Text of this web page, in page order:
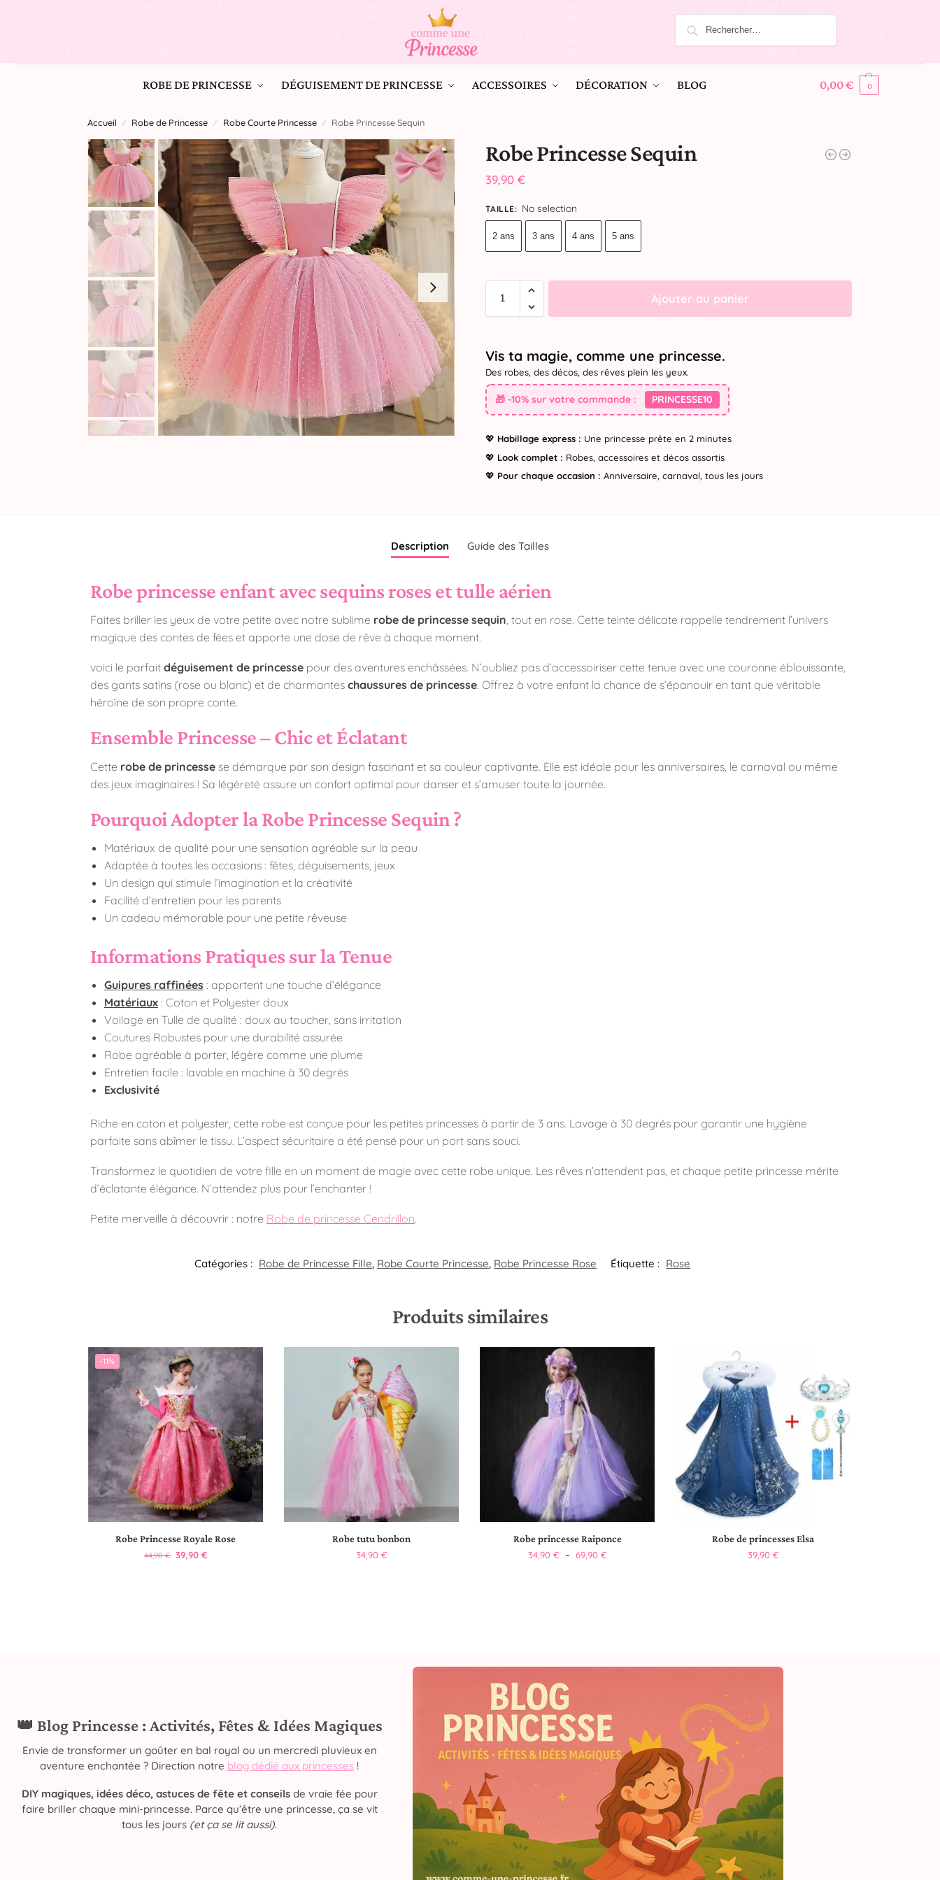
ROBE DE PRINCESSE DÉGUISEMENT DE PRINCESSE ACCESSOIRES DÉCORATION BLOG 0,00€ 0
Accueil / Robe de Princesse / Robe Courte Princesse / Robe Princesse Sequin
Robe Princesse Sequin
39,90 €
TAILLE: No selection
2 ans 3 ans 4 ans 5 ans
Ajouter au panier
Vis ta magie, comme une princesse.
Des robes, des décos, des rêves plein les yeux.
🎁 -10% sur votre commande : PRINCESSE10
💖 Habillage express : Une princesse prête en 2 minutes
💖 Look complet : Robes, accessoires et décos assortis
💖 Pour chaque occasion : Anniversaire, carnaval, tous les jours
Description Guide des Tailles
Robe princesse enfant avec sequins roses et tulle aérien
Faites briller les yeux de votre petite avec notre sublime robe de princesse sequin, tout en rose. Cette teinte délicate rappelle tendrement l’univers
magique des contes de fées et apporte une dose de rêve à chaque moment.
voici le parfait déguisement de princessepour des aventures enchâssées. N’oubliez pas d’accessoiriser cette tenue avec une couronne éblouissante,
des gants satins (rose ou blanc) et de charmantes chaussures de princesse. Offrez à votre enfant la chance de s’épanouir en tant que véritable
héroïne de son propre conte.
Ensemble Princesse – Chic et Éclatant
Cette robe de princessese démarque par son design fascinant et sa couleur captivante. Elle est idéale pour les anniversaires, le carnaval ou même
des jeux imaginaires ! Sa légèreté assure un confort optimal pour danser et s’amuser toute la journée.
Pourquoi Adopter la Robe Princesse Sequin ?
Matériaux de qualité pour une sensation agréable sur la peau
Adaptée à toutes les occasions : fêtes, déguisements, jeux
Un design qui stimule l’imagination et la créativité
Facilité d’entretien pour les parents
Un cadeau mémorable pour une petite rêveuse
Informations Pratiques sur la Tenue
Guipures raffinées : apportent une touche d’élégance
Matériaux: Coton et Polyester doux
Voilage en Tulle de qualité : doux au toucher, sans irritation
Coutures Robustes pour une durabilité assurée
Robe agréable à porter, légère comme une plume
Entretien facile : lavable en machine à 30 degrés
Exclusivité
Riche en coton et polyester, cette robe est conçue pour les petites princesses à partir de 3 ans. Lavage à 30 degrés pour garantir une hygiène
parfaite sans abîmer le tissu. L’aspect sécuritaire a été pensé pour un port sans souci.
Transformez le quotidien de votre fille en un moment de magie avec cette robe unique. Les rêves n’attendent pas, et chaque petite princesse mérite
d’éclatante élégance. N’attendez plus pour l’enchanter !
Petite merveille à découvrir : notre Robe de princesse Cendrillon.
Catégories : Robe de Princesse Fille, Robe Courte Princesse, Robe Princesse Rose Étiquette : Rose
Produits similaires
-11%
Robe Princesse Royale Rose
44,90€ 39,90€
Robe tutu bonbon
34,90 €
Robe princesse Raiponce
34,90 € – 69,90 €
Robe de princesses Elsa
39,90 €
👑 Blog Princesse : Activités, Fêtes & Idées Magiques
Envie de transformer un goûter en bal royal ou un mercredi pluvieux en
aventure enchantée ? Direction notre blog dédié aux princesses !
DIY magiques, idées déco, astuces de fête et conseilsde vraie fée pour
faire briller chaque mini-princesse. Parce qu’être une princesse, ça se vit
tous les jours (et ça se lit aussi).